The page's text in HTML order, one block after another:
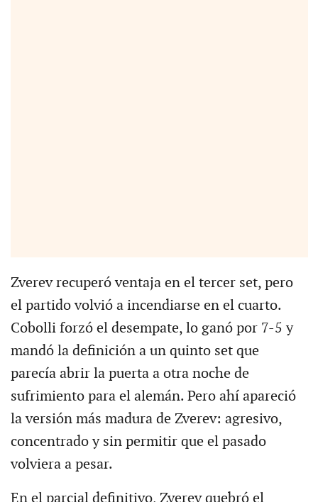
Zverev recuperó ventaja en el tercer set, pero
el partido volvió a incendiarse en el cuarto.
Cobolli forzó el desempate, lo ganó por 7-5 y
mandó la definición a un quinto set que
parecía abrir la puerta a otra noche de
sufrimiento para el alemán. Pero ahí apareció
la versión más madura de Zverev: agresivo,
concentrado y sin permitir que el pasado
volviera a pesar.
En el parcial definitivo, Zverev quebró el